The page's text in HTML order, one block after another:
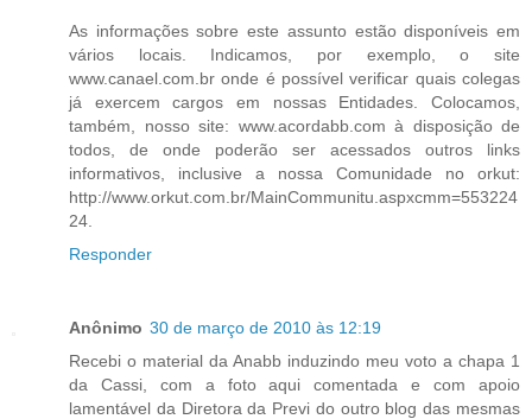
As informações sobre este assunto estão disponíveis em
vários locais. Indicamos, por exemplo, o site
www.canael.com.br onde é possível verificar quais colegas
já exercem cargos em nossas Entidades. Colocamos,
também, nosso site: www.acordabb.com à disposição de
todos, de onde poderão ser acessados outros links
informativos, inclusive a nossa Comunidade no orkut:
http://www.orkut.com.br/MainCommunitu.aspxcmm=553224
24.
Responder
Anônimo 30 de março de 2010 às 12:19
Recebi o material da Anabb induzindo meu voto a chapa 1
da Cassi, com a foto aqui comentada e com apoio
lamentável da Diretora da Previ do outro blog das mesmas